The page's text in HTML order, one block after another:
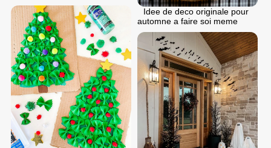
Idee de deco originale pour
automne a faire soi meme